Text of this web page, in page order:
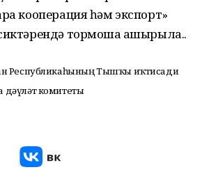
кооперация һәм экспорт»
тормошҡа ашырыла..
Республикаһының Тышҡы иҡтисади
дәүләт комитеты